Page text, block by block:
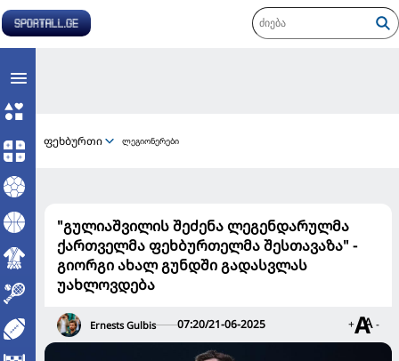
ფეხბურთი ლეგიონერები
"გულიაშვილის შეძენა ლეგენდარულმა
ქართველმა ფეხბურთელმა შესთავაზა" -
გიორგი ახალ გუნდში გადასვლას
უახლოვდება
Ernests Gulbis 07:20/21-06-2025 + -